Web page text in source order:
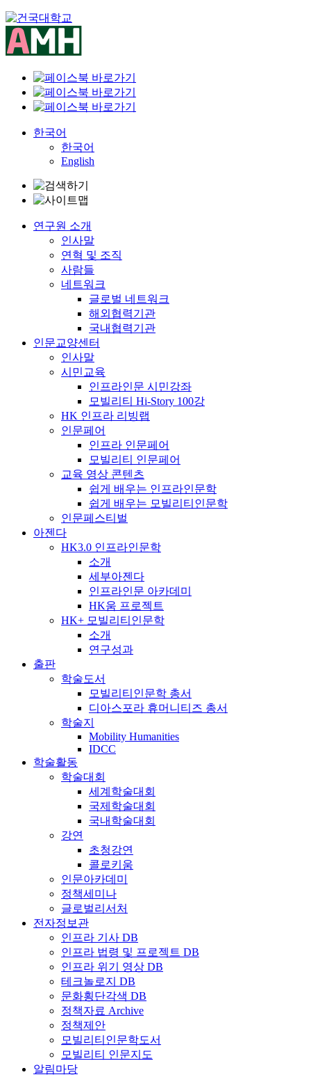
Skip
to
content
한국어
한국어
English
연구원 소개
인사말
연혁 및 조직
사람들
네트워크
글로벌 네트워크
해외협력기관
국내협력기관
인문교양센터
인사말
시민교육
인프라인문 시민강좌
모빌리티 Hi-Story 100강
HK 인프라 리빙랩
인문페어
인프라 인문페어
모빌리티 인문페어
교육 영상 콘텐츠
쉽게 배우는 인프라인문학
쉽게 배우는 모빌리티인문학
인문페스티벌
아젠다
HK3.0 인프라인문학
소개
세부아젠다
인프라인문 아카데미
HK움 프로젝트
HK+ 모빌리티인문학
소개
연구성과
출판
학술도서
모빌리티인문학 총서
디아스포라 휴머니티즈 총서
학술지
Mobility Humanities
IDCC
학술활동
학술대회
세계학술대회
국제학술대회
국내학술대회
강연
초청강연
콜로키움
인문아카데미
정책세미나
글로벌리서처
전자정보관
인프라 기사 DB
인프라 법령 및 프로젝트 DB
인프라 위기 영상 DB
테크놀로지 DB
문화횡단각색 DB
정책자료 Archive
정책제안
모빌리티인문학도서
모빌리티 인문지도
알림마당